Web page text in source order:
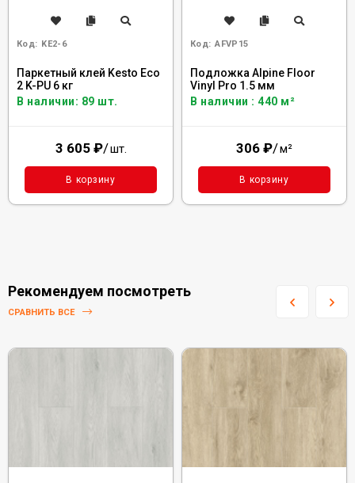
Код: KE2-6
Паркетный клей Kesto Eco
2 K-PU 6 кг
В наличии: 89 шт.
3 605 ₽/шт.
В корзину
Код: AFVP15
Подложка Alpine Floor
Vinyl Pro 1.5 мм
В наличии : 440 м²
306 ₽/м²
В корзину
Рекомендуем посмотреть
СРАВНИТЬ ВСЕ